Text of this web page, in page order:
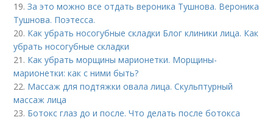
19.За это можно все отдать вероника Тушнова. Вероника
Тушнова. Поэтесса.
20. Как убрать носогубные складки Блог клиники лица. Как
убрать носогубные складки
21. Как убрать морщины марионетки. Морщины-
марионетки: как с ними быть?
22. Массаж для подтяжки овала лица. Скульптурный
массаж лица
23. Ботокс глаз до и после. Что делать после ботокса